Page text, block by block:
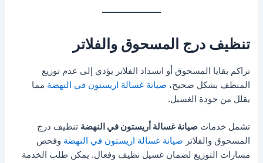
تنظيف درج المسحوق والفلاتر
تراكم بقايا المسحوق أو انسداد الفلاتر يؤدي إلى عدم توزيع
المنظف بشكل صحيح، صيانة غسالة اريستون في النهضة مما
يقلل من جودة الغسيل.
تشمل خدماتصيانة غسالة أريستون في النهضة تنظيف درج
المسحوق والفلاتر صيانة غسالة اريستون في النهضة وفحص
مسارات التوزيع لضمان غسيل نظيف وفعال. يمكن طلب الخدمة